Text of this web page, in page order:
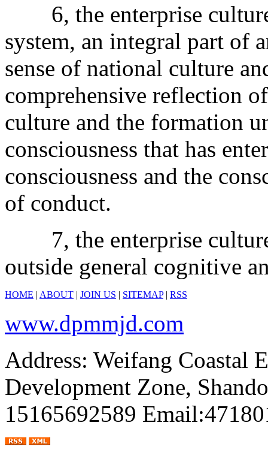
6, the enterprise
system, an integral part of
sense of national culture
comprehensive reflection
culture and the formation
consciousness that has
consciousness and the
of conduct.
7, the enterprise culture
outside general cognitive
HOME | ABOUT | JOIN US | SITEMAP| RSS
www.dpmmjd.com
Address: Weifang Coastal
Development Zone,
15165692589